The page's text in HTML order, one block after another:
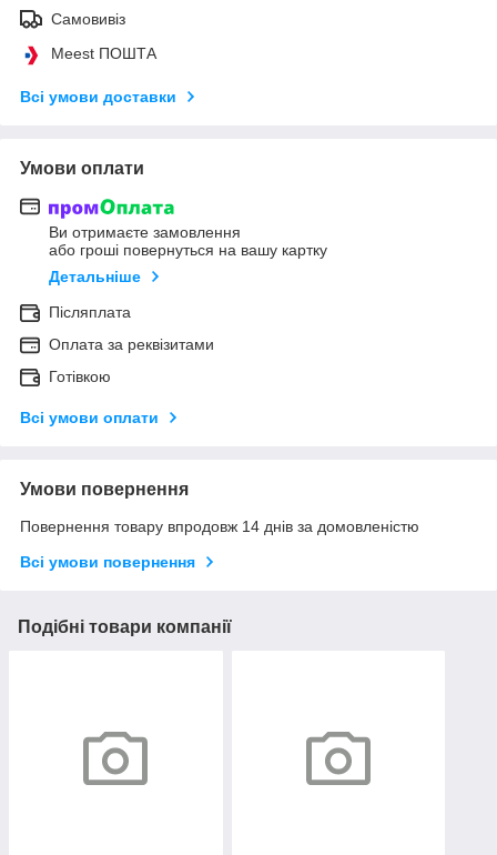
Самовивіз
Meest ПОШТА
Всі умови доставки
Умови оплати
Ви отримаєте замовлення
або гроші повернуться на вашу картку
Детальніше
Післяплата
Оплата за реквізитами
Готівкою
Всі умови оплати
Умови повернення
Повернення товару впродовж 14 днів за домовленістю
Всі умови повернення
Подібні товари компанії